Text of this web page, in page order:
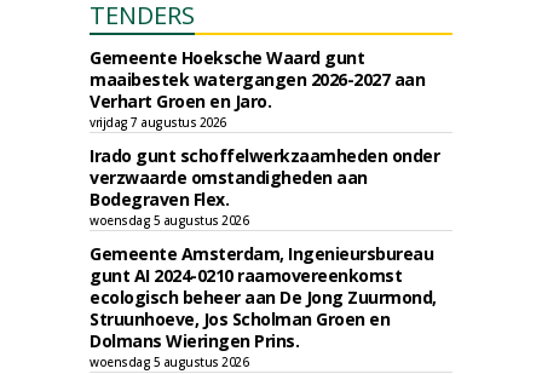
TENDERS
Gemeente Hoeksche Waard gunt
maaibestek watergangen 2026-2027 aan
Verhart Groen en Jaro.
vrijdag 7 augustus 2026
Irado gunt schoffelwerkzaamheden onder
verzwaarde omstandigheden aan
Bodegraven Flex.
woensdag 5 augustus 2026
Gemeente Amsterdam, Ingenieursbureau
gunt AI 2024-0210 raamovereenkomst
ecologisch beheer aan De Jong Zuurmond,
Struunhoeve, Jos Scholman Groen en
Dolmans Wieringen Prins.
woensdag 5 augustus 2026